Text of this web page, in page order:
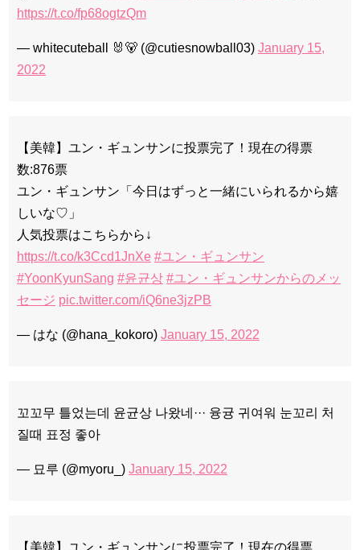
https://t.co/fp68ogtzQm
— whitecuteball 🐰🐻 (@cutiesnowball03) January 15,
2022
【美韓】ユン・ギュンサンに投票完了！現在の得票
数:876票
ユン・ギュンサン「今日はずっと一緒にいられるから嬉
しいな♡」
人気投票はこちらから↓
https://t.co/k3Ccd1JnXe #ユン・ギュンサン
#YoonKyunSang #윤균상 #ユン・ギュンサンからのメッ
セージ pic.twitter.com/iQ6ne3jzPB
— はな (@hana_kokoro) January 15, 2022
꼬꼬무 틀었는데 윤균상 나왔네··· 융귱 귀여워 눈꼬리 처
질때 표정 좋아
— 묘루 (@myoru_) January 15, 2022